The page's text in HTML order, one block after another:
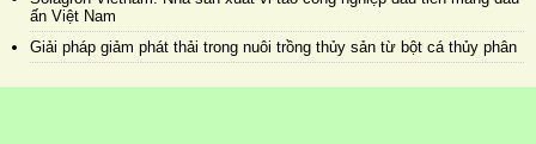
ấn Việt Nam
Giải pháp giảm phát thải trong nuôi trồng thủy sản từ bột cá thủy phân